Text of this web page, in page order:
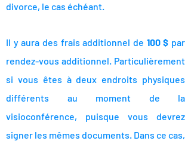
divorce, le cas échéant.
Il y aura des frais additionnel de 100 $ par
rendez-vous additionnel. Particulièrement
si vous êtes à deux endroits physiques
différents au moment de la
visioconférence, puisque vous devrez
signer les mêmes documents. Dans ce cas,